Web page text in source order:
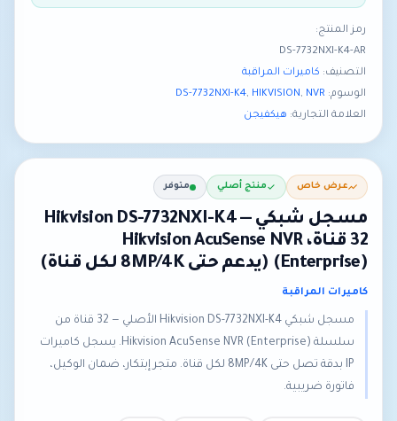
رمز المنتج:
DS-7732NXI-K4-AR
التصنيف: كاميرات المراقبة
الوسوم:
DS-7732NXI-K4, HIKVISION, NVR
العلامة التجارية: هيكفيجن
عرض خاص منتج أصلي متوفر
مسجل شبكي Hikvision DS-7732NXI-K4 —
32 قناة، Hikvision AcuSense NVR
(Enterprise) (يدعم حتى 8MP/4K لكل قناة)
كاميرات المراقبة
مسجل شبكي Hikvision DS-7732NXI-K4 الأصلي — 32 قناة من
سلسلة Hikvision AcuSense NVR (Enterprise). يسجل كاميرات
IP بدقة تصل حتى 8MP/4K لكل قناة. متجر إبتكار، ضمان الوكيل،
فاتورة ضريبية.